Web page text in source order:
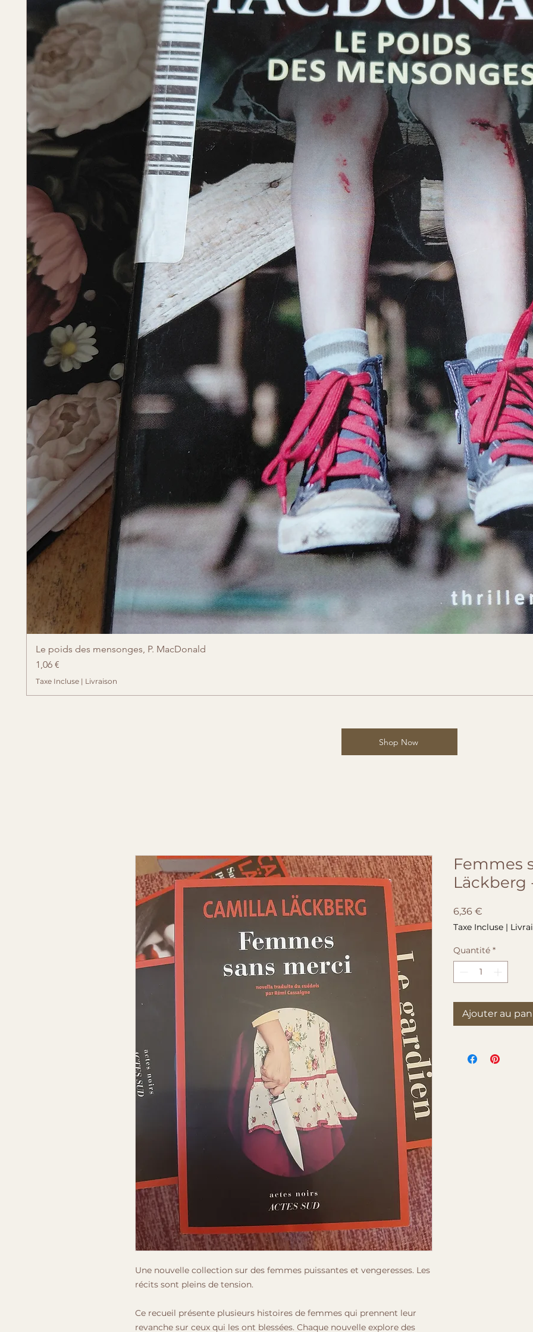
Le poids des mensonges, P. MacDonald
Prix
1,06 €
Taxe Incluse | Livraison
Shop Now
Une nouvelle collection sur des femmes puissantes et vengeresses. Les
récits sont pleins de tension.
Ce recueil présente plusieurs histoires de femmes qui prennent leur
revanche sur ceux qui les ont blessées. Chaque nouvelle explore des
Femmes
Läckberg
6,36 €
Taxe Incluse |
Quantité *
Ajouter au